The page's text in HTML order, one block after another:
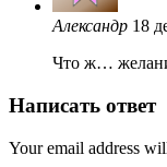
Александр 18
Что ж…
Написать ответ
Your email address